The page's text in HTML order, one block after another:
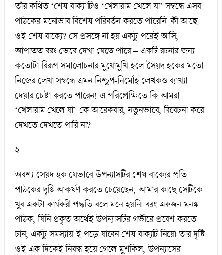
তাঁর কথিত ‘শেষ বাক্য’টিও ‘খেলারাম খেলে যা’ সম্বন্ধে এসব
পাঠকের মনোভাব বিশেষ পরিবর্তন করতে পারেনি। কী আছে
ওই শেষ বাক্যে? সে প্রসঙ্গে না হয় একটু পরেই আসি,
আপাতত বরং ভেবে দেখা যেতে পারে – একটি রচনার জন্য
কতোটা বিরূপ সমালোচনার মুখোমুখি হলে সৈয়দ হকের মতো
নিজের লেখা সম্বন্ধে এমন নিশ্চুপ-নির্মোহ লেখকও ব্যাখ্যা
দেয়ার চেষ্টা করতে পারেন! এ পরিপ্রেক্ষিতে কি আমরা
‘খেলারাম খেলে যা’-কে আরেকবার, নতুনভাবে, বিবেচনা করে
দেখতে দেখতে পারি না?
২
অবশ্য সৈয়দ হক যেভাবে উপন্যাসটির শেষ বাক্যের প্রতি
পাঠকের দৃষ্টি আকর্ষণ করতে চেয়েছেন, আমার কাছে সেটিকে
খুব একটা কার্যকরী পদ্ধতি বলে মনে হয়নি। বরং একজন মনষ্ক
পাঠক, যিনি প্রকৃত অর্থেই উপন্যাসটির গভীরে প্রবেশ করতে
চান, একটু সমস্যায়-ই পড়ে যাবেন শেষ বাক্যটি নিয়ে। তার দৃষ্টি
ওই এক দিকেই নিবদ্ধ হয়ে গেলে মুশকিল, উপন্যাসের